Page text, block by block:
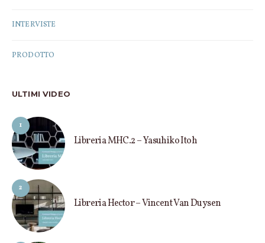
INTERVISTE
PRODOTTO
ULTIMI VIDEO
1
Libreria MHC.2 – Yasuhiko Itoh
2
Libreria Hector – Vincent Van Duysen